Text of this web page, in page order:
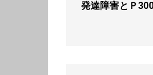
発達障害とＰ